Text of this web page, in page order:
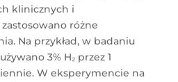
klinicznych i
różne
Na przykład, w badaniu
3% H₂ przez 1
W eksperymencie na